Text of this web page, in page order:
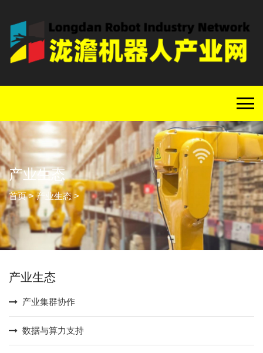
产业生态
首页>产业生态>
产业生态
产业集群协作
数据与算力支持